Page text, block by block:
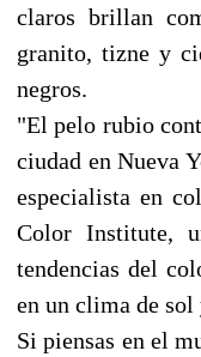
claros brillan
granito, tizne y
negros.
"El pelo rubio
ciudad en Nueva
especialista en
Color Institute,
tendencias del
en un clima de sol
Si piensas en el